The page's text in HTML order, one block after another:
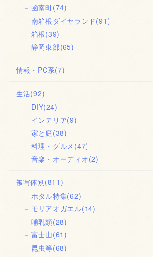
函南町(74)
南箱根ダイヤランド(91)
箱根(39)
静岡東部(65)
情報・PC系(7)
生活(92)
DIY(24)
インテリア(9)
家と庭(38)
料理・グルメ (47)
音楽・オーディオ(2)
被写体別(811)
ホタル特集(62)
モリアオガエル(14)
哺乳類(28)
富士山(61)
昆虫等(68)